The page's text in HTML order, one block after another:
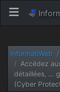
InformatiWeb
Accédez
détaillées, ...
(Cyber